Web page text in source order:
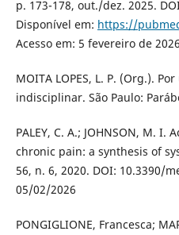
p. 173-178, out./dez. 2025.
Disponível em: https://
Acesso em: 5 fevereiro de
MOITA LOPES, L. P. (Org.).
indisciplinar. São Paulo:
PALEY, C. A.; JOHNSON, M.
chronic pain: a synthesis of
56, n. 6, 2020. DOI: 10.3390/
05/02/2026
PONGIGLIONE, Francesca;